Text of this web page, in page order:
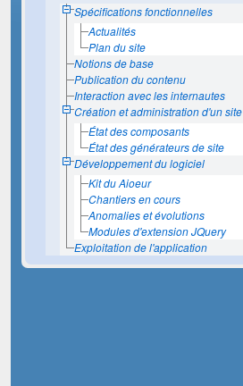
Spécifications fonctionnelles
Actualités
Plan du site
Notions de base
Publication du contenu
Interaction avec les internautes
Création et administration d'un site
État des composants
État des générateurs de site
Développement du logiciel
Kit du Aioeur
Chantiers en cours
Anomalies et évolutions
Modules d'extension JQuery
Exploitation de l'application